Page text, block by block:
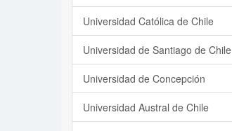
Universidad Católica de Chile
Universidad de Santiago de Chile
Universidad de Concepción
Universidad Austral de Chile